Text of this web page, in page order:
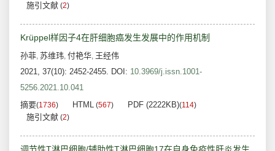
施引文献 (2)
Krüppel样因子4在肝细胞癌发生发展中的作用机制
孙菲, 苏维玮, 付艳华, 王经伟
2021, 37(10): 2452-2455. DOI: 10.3969/j.issn.1001-
5256.2021.10.041
摘要(1736) HTML (567) PDF (2222KB)(114)
施引文献 (2)